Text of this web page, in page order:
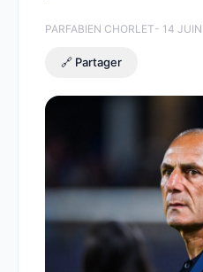
PARFABIEN CHORLET- 14
🔗 Partager